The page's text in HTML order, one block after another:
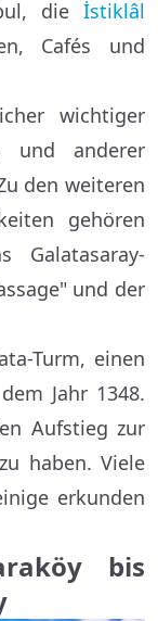
die İstiklâl
Cafés und
wichtiger
und anderer
den weiteren
gehören
Galatasaray-
und der
Turm, einen
Jahr 1348.
Aufstieg zur
haben. Viele
erkunden
bis